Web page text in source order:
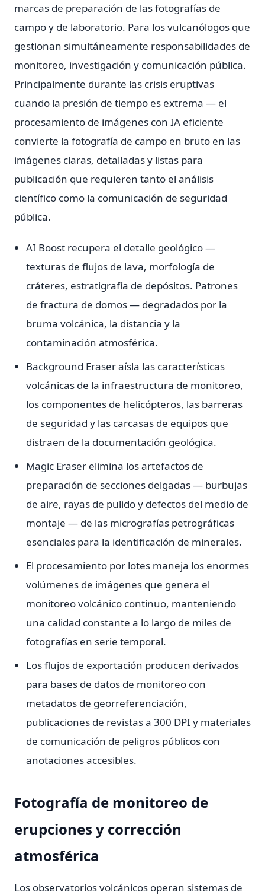
marcas de preparación de las fotografías de
campo y de laboratorio. Para los vulcanólogos que
gestionan simultáneamente responsabilidades de
monitoreo, investigación y comunicación pública.
Principalmente durante las crisis eruptivas
cuando la presión de tiempo es extrema — el
procesamiento de imágenes con IA eficiente
convierte la fotografía de campo en bruto en las
imágenes claras, detalladas y listas para
publicación que requieren tanto el análisis
científico como la comunicación de seguridad
pública.
AI Boost recupera el detalle geológico —
texturas de flujos de lava, morfología de
cráteres, estratigrafía de depósitos. Patrones
de fractura de domos — degradados por la
bruma volcánica, la distancia y la
contaminación atmosférica.
Background Eraser aísla las características
volcánicas de la infraestructura de monitoreo,
los componentes de helicópteros, las barreras
de seguridad y las carcasas de equipos que
distraen de la documentación geológica.
Magic Eraser elimina los artefactos de
preparación de secciones delgadas — burbujas
de aire, rayas de pulido y defectos del medio de
montaje — de las micrografías petrográficas
esenciales para la identificación de minerales.
El procesamiento por lotes maneja los enormes
volúmenes de imágenes que genera el
monitoreo volcánico continuo, manteniendo
una calidad constante a lo largo de miles de
fotografías en serie temporal.
Los flujos de exportación producen derivados
para bases de datos de monitoreo con
metadatos de georreferenciación,
publicaciones de revistas a 300 DPI y materiales
de comunicación de peligros públicos con
anotaciones accesibles.
Fotografía de monitoreo de
erupciones y corrección
atmosférica
Los observatorios volcánicos operan sistemas de